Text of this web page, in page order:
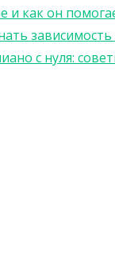
и как он
с нуля: